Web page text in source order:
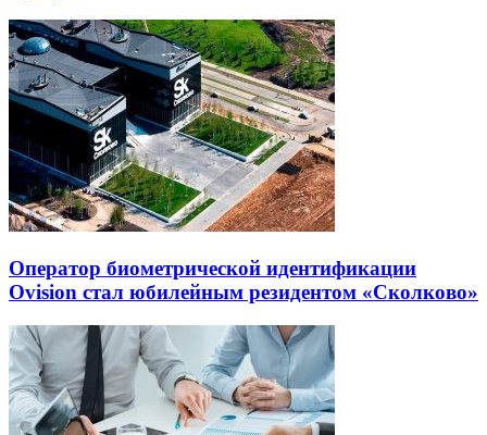
Оператор биометрической идентификации
Ovision стал юбилейным резидентом «Сколково»